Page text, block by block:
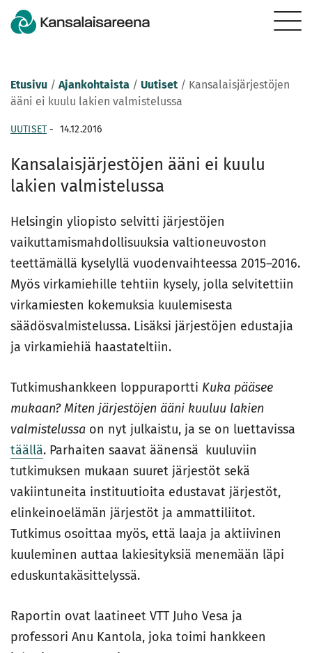
Etusivu / Ajankohtaista / Uutiset / Kansalaisjärjestöjen
ääni ei kuulu lakien valmistelussa
UUTISET - 14.12.2016
Kansalaisjärjestöjen ääni ei kuulu
lakien valmistelussa
Helsingin yliopisto selvitti järjestöjen
vaikuttamismahdollisuuksia valtioneuvoston
teettämällä kyselyllä vuodenvaihteessa 2015–2016.
Myös virkamiehille tehtiin kysely, jolla selvitettiin
virkamiesten kokemuksia kuulemisesta
säädösvalmistelussa. Lisäksi järjestöjen edustajia
ja virkamiehiä haastateltiin.
Tutkimushankkeen loppuraportti Kuka pääsee
mukaan? Miten järjestöjen ääni kuuluu lakien
valmistelussa on nyt julkaistu, ja se on luettavissa
täällä. Parhaiten saavat äänensä kuuluviin
tutkimuksen mukaan suuret järjestöt sekä
vakiintuneita instituutioita edustavat järjestöt,
elinkeinoelämän järjestöt ja ammattiliitot.
Tutkimus osoittaa myös, että laaja ja aktiivinen
kuuleminen auttaa lakiesityksiä menemään läpi
eduskuntakäsittelyssä.
Raportin ovat laatineet VTT Juho Vesa ja
professori Anu Kantola, joka toimi hankkeen